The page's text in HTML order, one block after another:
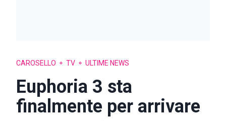
CAROSELLO TV ULTIME NEWS
Euphoria 3 sta
finalmente per arrivare